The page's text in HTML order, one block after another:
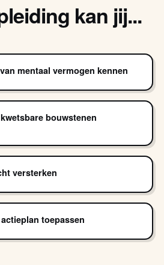
kan jij...
mentaal vermogen kennen
bouwstenen
versterken
toepassen